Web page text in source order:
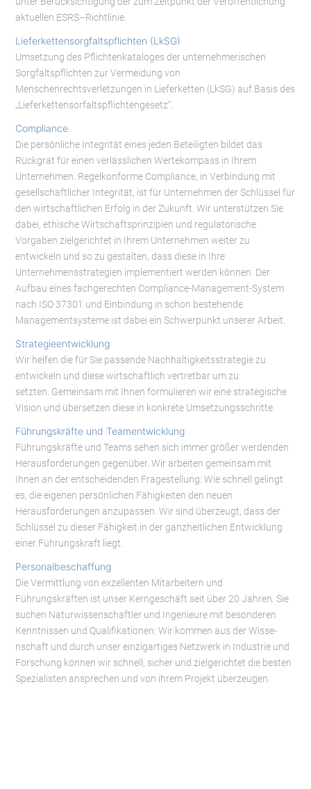
aktuellen ESRS–Richtlinie.
Lieferkettensorgfaltspflichten (LkSG)
Umsetzung des Pflichtenkataloges der unternehmerischen
Sorgfaltspflichten zur Vermeidung von
Menschenrechtsverletzungen in Lieferketten (LkSG) auf Basis des
„Lieferkettensorfaltspflichtengesetz“.
Compliance
Die persönliche Integrität eines jeden Beteiligten bildet das
Rückgrat für einen verlässlichen Wertekompass in Ihrem
Unternehmen. Regelkonforme Compliance, in Verbindung mit
gesellschaftlicher Integrität, ist für Unternehmen der Schlüssel für
den wirtschaftlichen Erfolg in der Zukunft. Wir unterstützen Sie
dabei, ethische Wirtschaftsprinzipien und regulatorische
Vorgaben zielgerichtet in Ihrem Unternehmen weiter zu
entwickeln und so zu gestalten, dass diese in Ihre
Unternehmensstrategien implementiert werden können. Der
Aufbau eines fachgerechten Compliance-Management-System
nach ISO 37301 und Einbindung in schon bestehende
Managementsysteme ist dabei ein Schwerpunkt unserer Arbeit.
Strategieentwicklung
Wir helfen die für Sie passende Nachhaltigkeitsstrategie zu
entwickeln und diese wirtschaftlich vertretbar um zu
setzten. Gemeinsam mit Ihnen formulieren wir eine strategische
Vision und übersetzen diese in konkrete Umsetzungsschritte.
Führungskräfte und Teamentwicklung
Führungskräfte und Teams sehen sich immer größer werdenden
Herausforderungen gegenüber. Wir arbeiten gemeinsam mit
Ihnen an der entscheidenden Fragestellung: Wie schnell gelingt
es, die eigenen persönlichen Fähigkeiten den neuen
Herausforderungen anzupassen. Wir sind überzeugt, dass der
Schlüssel zu dieser Fähigkeit in der ganzheitlichen Entwicklung
einer Führungskraft liegt.
Personalbeschaffung
Die Vermittlung von exzellenten Mitarbeitern und
Führungskräften ist unser Kerngeschäft seit über 20 Jahren. Sie
suchen Naturwissenschaftler und Ingenieure mit besonderen
Kennt­nissen und Qualifikationen: Wir kommen aus der Wisse­
nschaft und durch unser einzigartiges Netzwerk in Industrie und
Forschung können wir schnell, sicher und zielgerichtet die besten
Spezialisten ansprechen und von ihrem Projekt überzeugen.